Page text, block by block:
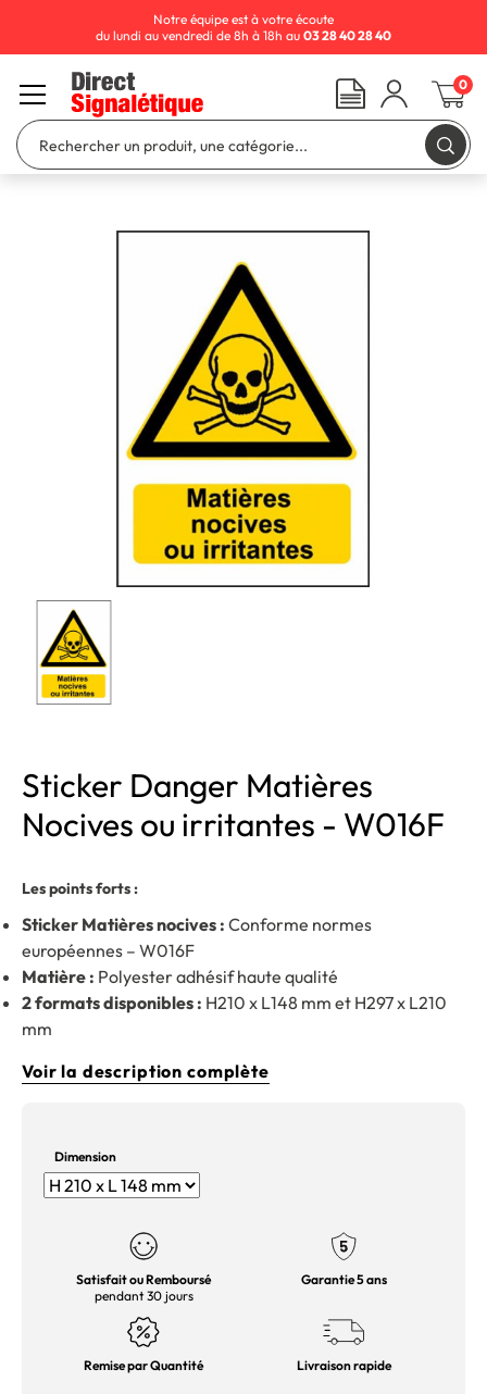
Sticker Danger Matières
Nocives ou irritantes - W016F
Les points forts :
Sticker Matières nocives : Conforme normes
européennes – W016F
Matière : Polyester adhésif haute qualité
2 formats disponibles : H210 x L148 mm et H297 x L210
mm
Voir la description complète
Dimension
Satisfait ou Remboursé
pendant 30 jours
Garantie 5 ans
Remise par Quantité Livraison rapide
Notre équipe est à votre écoute
du lundi au vendredi de 8h à 18h au 03 28 40 28 40
0